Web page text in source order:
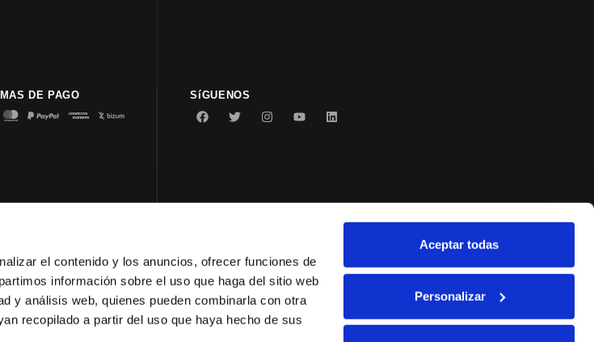
el contenido y los anuncios, ofrecer funciones de
información sobre el uso que haga del sitio web
y análisis web, quienes pueden combinarla con otra
recopilado a partir del uso que haya hecho de sus
Aceptar todas
Personalizar
DE PAGO SíGUENOS
© 2023 Conservas Serrats